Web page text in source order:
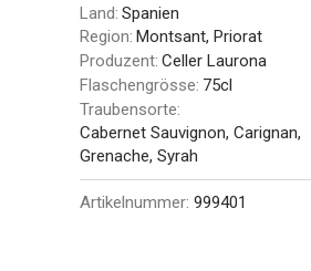
Land: Spanien
Region: Montsant, Priorat
Produzent: Celler Laurona
Flaschengrösse: 75cl
Traubensorte:
Cabernet Sauvignon, Carignan,
Grenache, Syrah
Artikelnummer: 999401